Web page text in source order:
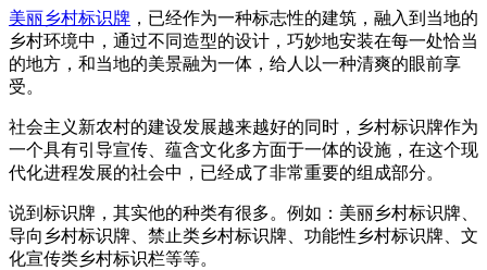
美丽乡村标识牌 ，已经作为一种标志性的建筑，融入到当地的
乡村环境中，通过不同造型的设计，巧妙地安装在每一处恰当
的地方，和当地的美景融为一体，给人以一种清爽的眼前享
受。
社会主义新农村的建设发展越来越好的同时，乡村标识牌作为
一个具有引导宣传、蕴含文化多方面于一体的设施，在这个现
代化进程发展的社会中，已经成了非常重要的组成部分。
说到标识牌，其实他的种类有很多。例如：美丽乡村标识牌、
导向乡村标识牌、禁止类乡村标识牌、功能性乡村标识牌、文
化宣传类乡村标识栏等等。